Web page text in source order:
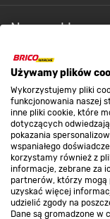
Używamy plików
Wykorzystujemy pliki
funkcjonowania naszej
inne pliki cookie, które
dotyczących
pokazania
wspaniałego
korzystamy również z
informacje, zebrane za
partnerów, którzy mogą
uzyskać więcej
udzielić zgody na
Dane są gromadzone w
Nasze sklepy
O nas
Kontakt do
Strefa biznesu